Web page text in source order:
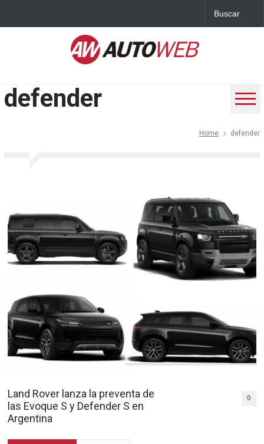
defender
Home defender
Land Rover lanza la preventa de
las Evoque S y Defender S en
Argentina
0